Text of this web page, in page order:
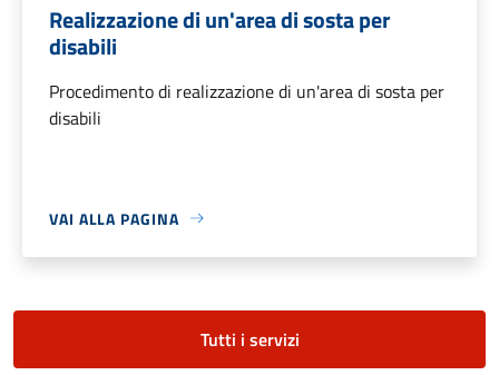
Realizzazione di un'area di sosta per
disabili
Procedimento di realizzazione di un'area di sosta per
disabili
VAI ALLA PAGINA
Tutti i servizi